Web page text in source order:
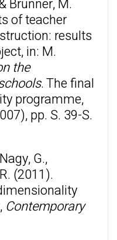
Brunner, M.
of teacher
results
in: M.
the
. The final
programme,
pp. S. 39-S.
G.,
(2011).
Contemporary